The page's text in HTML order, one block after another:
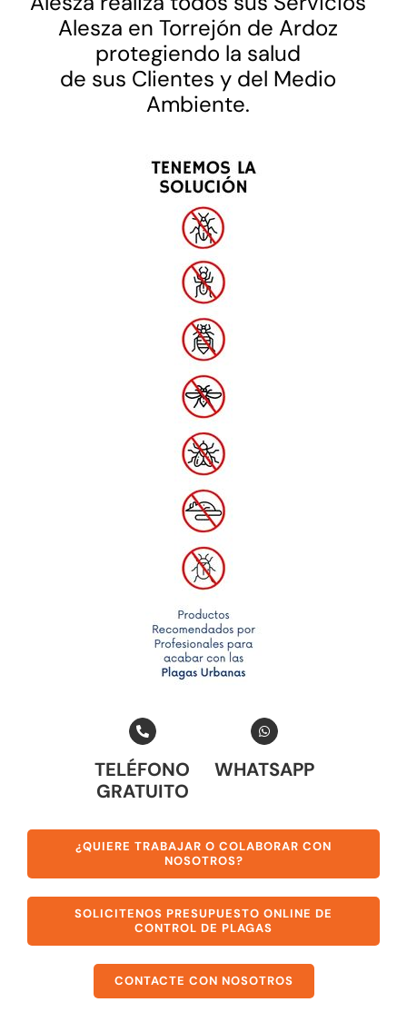
Alesza en Torrejón de Ardoz
protegiendo la salud
de sus Clientes y del Medio
Ambiente.
TELÉFONO
GRATUITO
WHATSAPP
¿QUIERE TRABAJAR O COLABORAR CON
NOSOTROS?
SOLICITENOS PRESUPUESTO ONLINE DE
CONTROL DE PLAGAS
CONTACTE CON NOSOTROS